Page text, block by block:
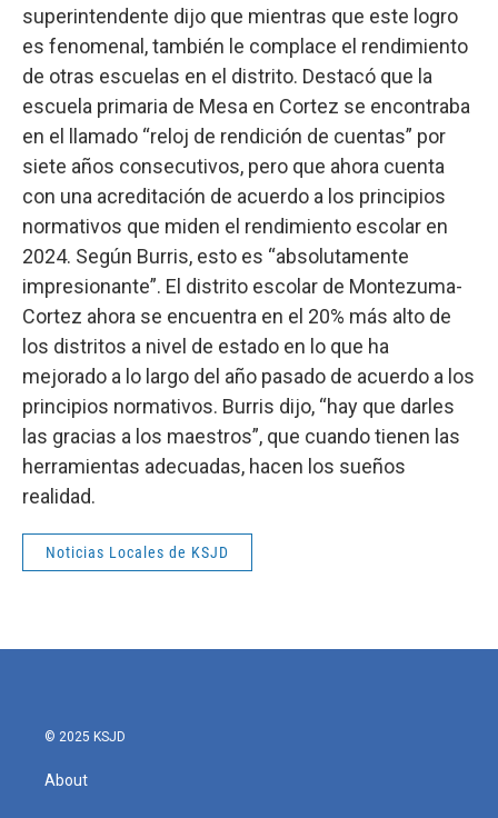
superintendente dijo que mientras que este logro
es fenomenal, también le complace el rendimiento
de otras escuelas en el distrito. Destacó que la
escuela primaria de Mesa en Cortez se encontraba
en el llamado “reloj de rendición de cuentas” por
siete años consecutivos, pero que ahora cuenta
con una acreditación de acuerdo a los principios
normativos que miden el rendimiento escolar en
2024. Según Burris, esto es “absolutamente
impresionante”. El distrito escolar de Montezuma-
Cortez ahora se encuentra en el 20% más alto de
los distritos a nivel de estado en lo que ha
mejorado a lo largo del año pasado de acuerdo a los
principios normativos. Burris dijo, “hay que darles
las gracias a los maestros”, que cuando tienen las
herramientas adecuadas, hacen los sueños
realidad.
Noticias Locales de KSJD
© 2025 KSJD
About